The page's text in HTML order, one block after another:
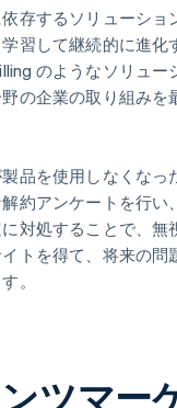
存するソリューショ
習して継続的に進化
のようなソリュー
の企業の取り組みを
品を使用しなくなっ
約アンケートを行い
に対処することで、無
トを得て、将来の問
。
ツマー